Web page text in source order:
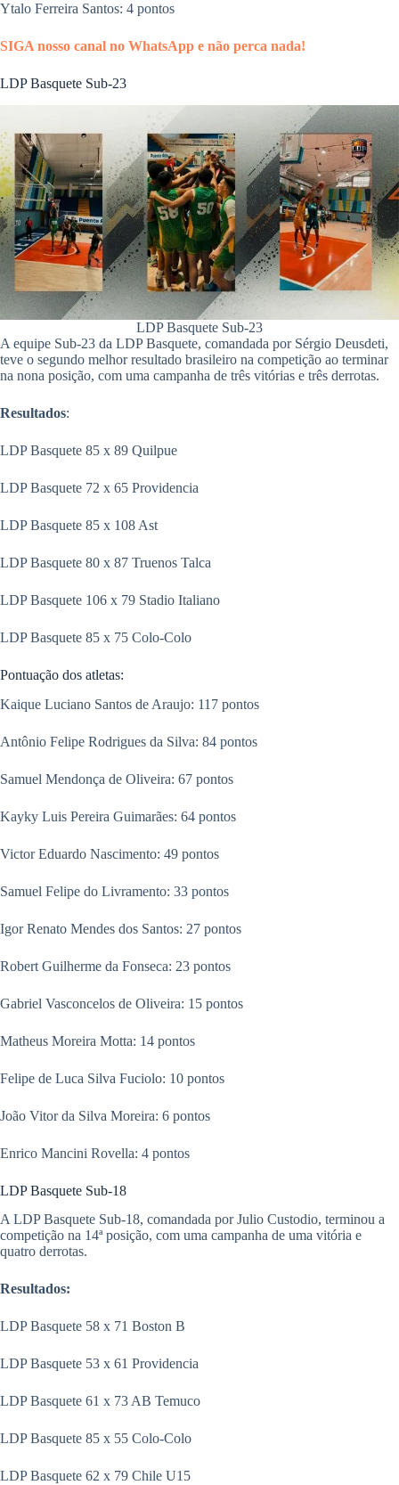
Ytalo Ferreira Santos: 4 pontos
SIGA nosso canal no WhatsApp e não perca nada!
LDP Basquete Sub-23
LDP Basquete Sub-23
A equipe Sub-23 da LDP Basquete, comandada por Sérgio Deusdeti,
teve o segundo melhor resultado brasileiro na competição ao terminar
na nona posição, com uma campanha de três vitórias e três derrotas.
Resultados:
LDP Basquete 85 x 89 Quilpue
LDP Basquete 72 x 65 Providencia
LDP Basquete 85 x 108 Ast
LDP Basquete 80 x 87 Truenos Talca
LDP Basquete 106 x 79 Stadio Italiano
LDP Basquete 85 x 75 Colo-Colo
Pontuação dos atletas:
Kaique Luciano Santos de Araujo: 117 pontos
Antônio Felipe Rodrigues da Silva: 84 pontos
Samuel Mendonça de Oliveira: 67 pontos
Kayky Luis Pereira Guimarães: 64 pontos
Victor Eduardo Nascimento: 49 pontos
Samuel Felipe do Livramento: 33 pontos
Igor Renato Mendes dos Santos: 27 pontos
Robert Guilherme da Fonseca: 23 pontos
Gabriel Vasconcelos de Oliveira: 15 pontos
Matheus Moreira Motta: 14 pontos
Felipe de Luca Silva Fuciolo: 10 pontos
João Vitor da Silva Moreira: 6 pontos
Enrico Mancini Rovella: 4 pontos
LDP Basquete Sub-18
A LDP Basquete Sub-18, comandada por Julio Custodio, terminou a
competição na 14ª posição, com uma campanha de uma vitória e
quatro derrotas.
Resultados:
LDP Basquete 58 x 71 Boston B
LDP Basquete 53 x 61 Providencia
LDP Basquete 61 x 73 AB Temuco
LDP Basquete 85 x 55 Colo-Colo
LDP Basquete 62 x 79 Chile U15